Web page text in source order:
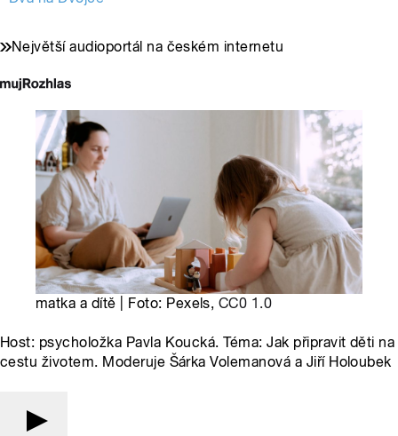
Největší audioportál na českém internetu
matka a dítě | Foto: Pexels, CC0 1.0
Host: psycholožka Pavla Koucká. Téma: Jak připravit děti na
cestu životem. Moderuje Šárka Volemanová a Jiří Holoubek